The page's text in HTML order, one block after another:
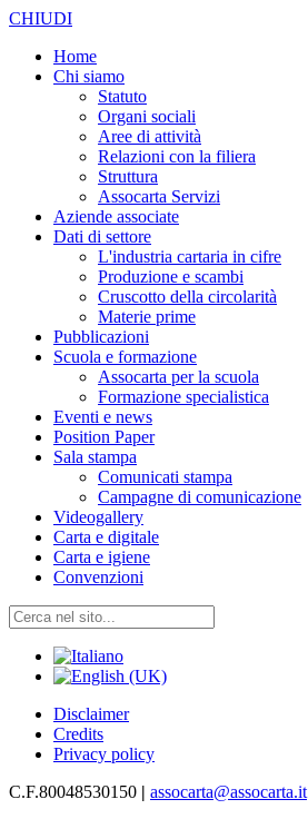
CHIUDI
Home
Chi siamo
Statuto
Organi sociali
Aree di attività
Relazioni con la filiera
Struttura
Assocarta Servizi
Aziende associate
Dati di settore
L'industria cartaria in cifre
Produzione e scambi
Cruscotto della circolarità
Materie prime
Pubblicazioni
Scuola e formazione
Assocarta per la scuola
Formazione specialistica
Eventi e news
Position Paper
Sala stampa
Comunicati stampa
Campagne di comunicazione
Videogallery
Carta e digitale
Carta e igiene
Convenzioni
Disclaimer
Credits
Privacy policy
C.F.80048530150 | assocarta@assocarta.it